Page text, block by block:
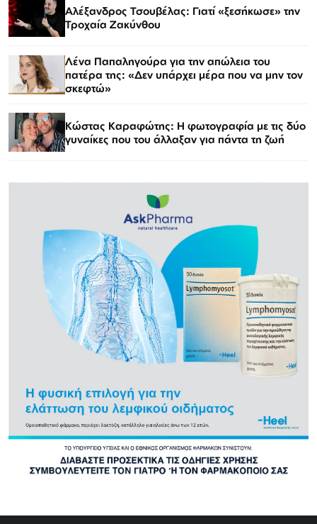
Αλέξανδρος Τσουβέλας: Γιατί «ξεσήκωσε» την
Τροχαία Ζακύνθου
Λένα Παπαληγούρα για την απώλεια του
πατέρα της: «Δεν υπάρχει μέρα που να μην τον
σκεφτώ»
Κώστας Καραφώτης: Η φωτογραφία με τις δύο
γυναίκες που του άλλαξαν για πάντα τη ζωή